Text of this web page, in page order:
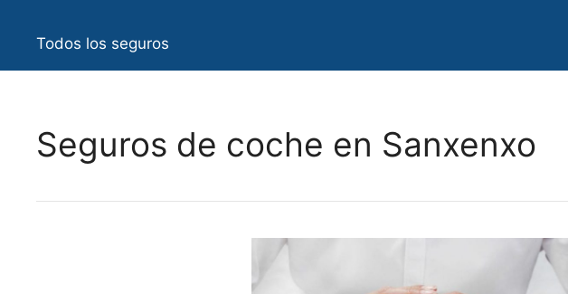
Todos los seguros
Seguros de coche en Sanxenxo